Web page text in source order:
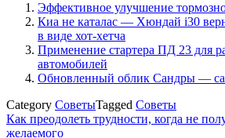
Эффективное улучшение
Киа не каталас — Хюндай i30
в виде хот-хетча
Применение стартера ПД 23 для
автомобилей
Обновленный облик Сандры —
Category СоветыTagged Советы
Навигация
Как преодолеть трудности, когда не
желаемого